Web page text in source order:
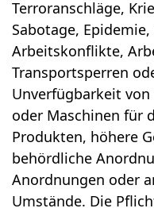
Terroranschläge,
Sabotage,
Arbeitskonflikte,
Transportsperren
Unverfügbarkeit
oder Maschinen für
Produkten, höhere
behördliche
Anordnungen oder
Umstände. Die